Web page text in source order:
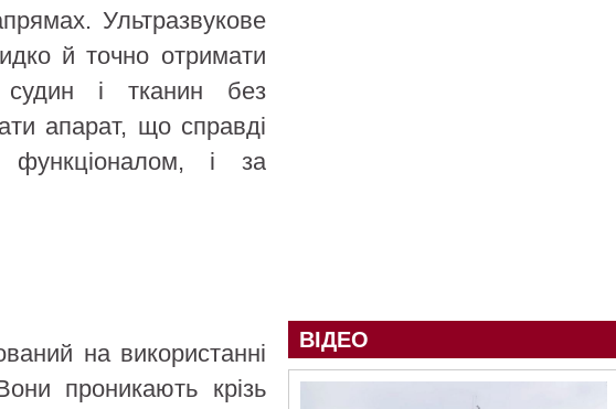
Ультразвукове
й точно отримати
судин і тканин без
апарат, що справді
і за
на використанні
проникають крізь
ВІДЕО